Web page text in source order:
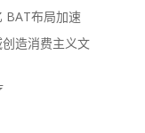
BAT布局加速
造消费主义文